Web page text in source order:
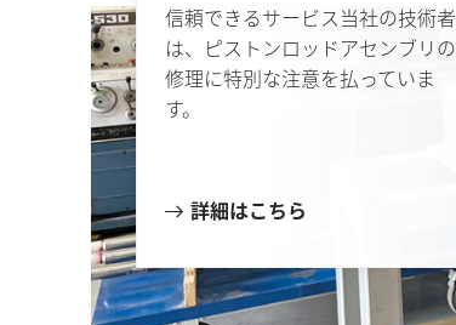
信頼できるサービス当社の技術者
は、ピストンロッドアセンブリの
修理に特別な注意を払っていま
す。
詳細はこちら